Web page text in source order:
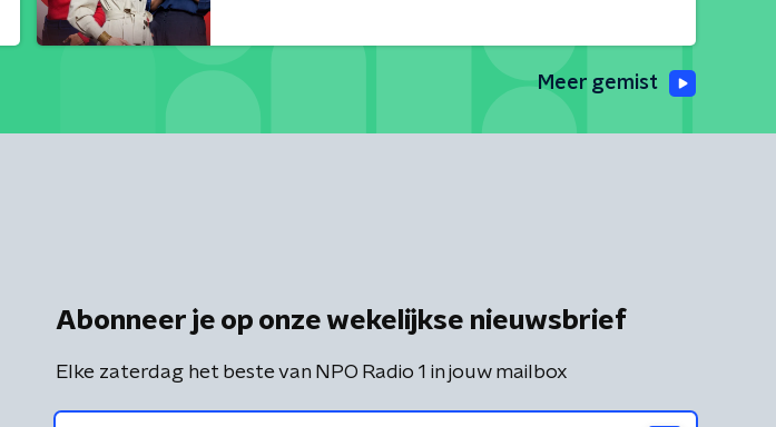
Meer gemist
Abonneer je op onze wekelijkse nieuwsbrief
Elke zaterdag het beste van NPO Radio 1 in jouw mailbox